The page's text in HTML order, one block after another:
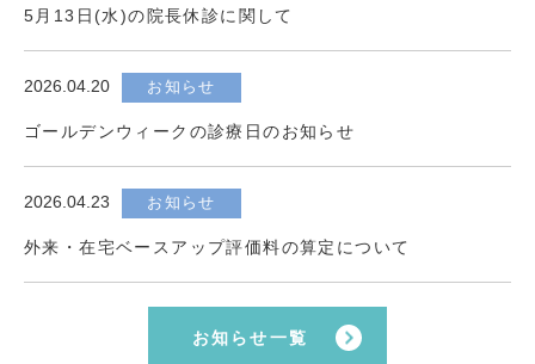
5月13日(水)の院長休診に関して
2026.04.20 お知らせ
ゴールデンウィークの診療日のお知らせ
2026.04.23 お知らせ
外来・在宅ベースアップ評価料の算定について
お知らせ一覧